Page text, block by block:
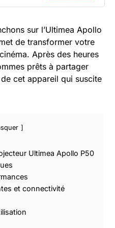
sur l’Ultimea Apollo
de transformer votre
Après des heures
prêts à partager
cet appareil qui suscite
Ultimea Apollo P50
et connectivité